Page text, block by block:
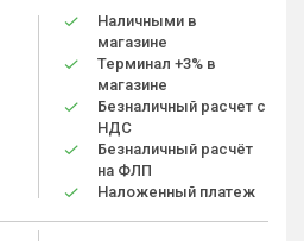
Наличными в
магазине
Терминал +3% в
магазине
Безналичный расчет с
НДС
Безналичный расчёт
на ФЛП
Наложенный платеж